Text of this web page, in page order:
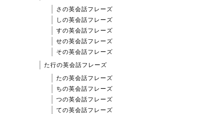
さの英会話フレーズ
しの英会話フレーズ
すの英会話フレーズ
せの英会話フレーズ
その英会話フレーズ
た行の英会話フレーズ
たの英会話フレーズ
ちの英会話フレーズ
つの英会話フレーズ
ての英会話フレーズ